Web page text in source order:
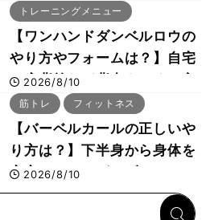
チョは半額の990円に
トレーニングメニュー
【ワンハンドダンベルロウの
やり方やフォームは？】自宅
で広背筋など背中をつくる方
法をボディビル世界王者・鈴
木雅選手が解説
2026/8/10
筋トレ フィットネス
【バーベルカールの正しいや
り方は？】下半身から身体を
安定させるのがカギ！
2026/8/10